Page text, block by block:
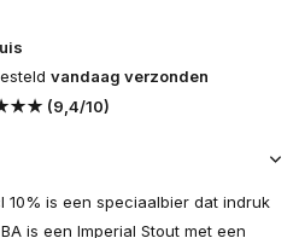
vandaag verzonden
(9,4/10)
10% is een speciaalbier dat indruk
is een Imperial Stout met een